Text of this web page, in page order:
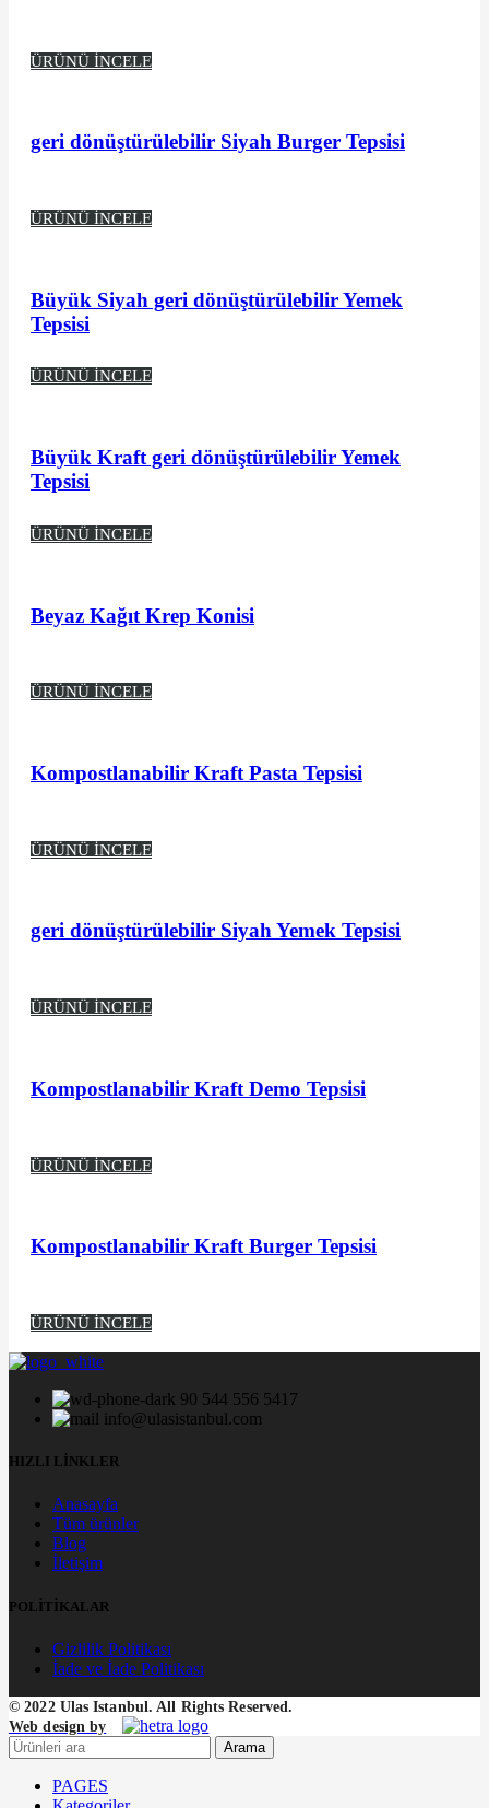
ÜRÜNÜ İNCELE
geri dönüştürülebilir Siyah Burger Tepsisi
ÜRÜNÜ İNCELE
Büyük Siyah geri dönüştürülebilir Yemek
Tepsisi
ÜRÜNÜ İNCELE
Büyük Kraft geri dönüştürülebilir Yemek
Tepsisi
ÜRÜNÜ İNCELE
Beyaz Kağıt Krep Konisi
ÜRÜNÜ İNCELE
Kompostlanabilir Kraft Pasta Tepsisi
ÜRÜNÜ İNCELE
geri dönüştürülebilir Siyah Yemek Tepsisi
ÜRÜNÜ İNCELE
Kompostlanabilir Kraft Demo Tepsisi
ÜRÜNÜ İNCELE
Kompostlanabilir Kraft Burger Tepsisi
ÜRÜNÜ İNCELE
90 544 556 5417
info@ulasistanbul.com
HIZLI LİNKLER
Anasayfa
Tüm ürünler
Blog
İletişim
POLİTİKALAR
Gizlilik Politikası
İade ve İade Politikası
© 2022 Ulas Istanbul. All Rights Reserved.
Web design by
Arama
PAGES